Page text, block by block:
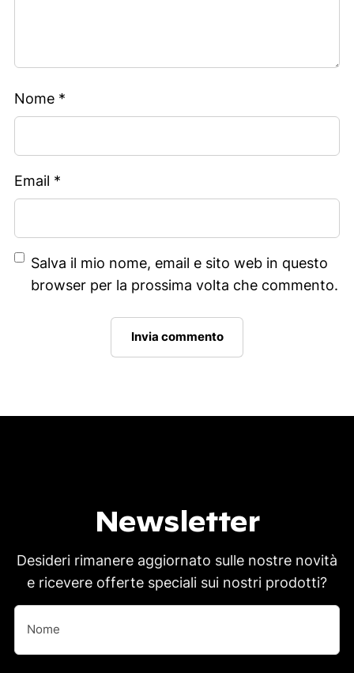
Nome *
Email *
Salva il mio nome, email e sito web in questo
browser per la prossima volta che commento.
Newsletter
Desideri rimanere aggiornato sulle nostre novità
e ricevere offerte speciali sui nostri prodotti?
Nome